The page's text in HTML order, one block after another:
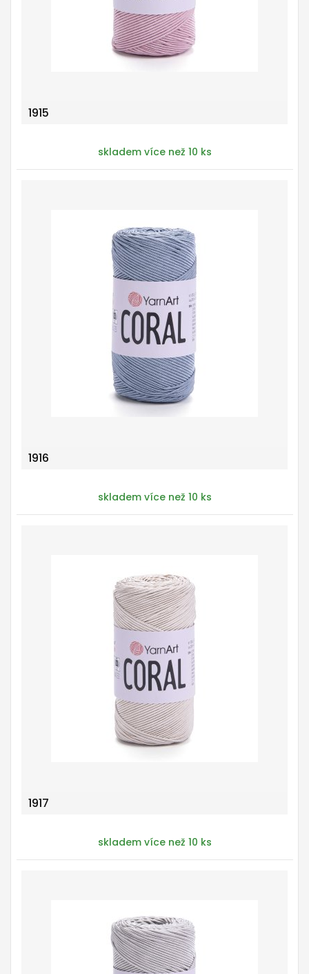
1915
skladem více než 10 ks
1916
skladem více než 10 ks
1917
skladem více než 10 ks